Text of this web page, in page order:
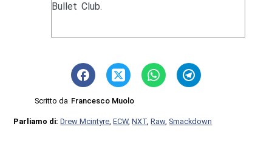
Bullet Club.
Scritto da Francesco Muolo
Parliamo di:Drew Mcintyre,ECW,NXT,Raw,Smackdown